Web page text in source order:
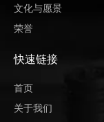
文化与愿景
荣誉
快速链接
首页
关于我们